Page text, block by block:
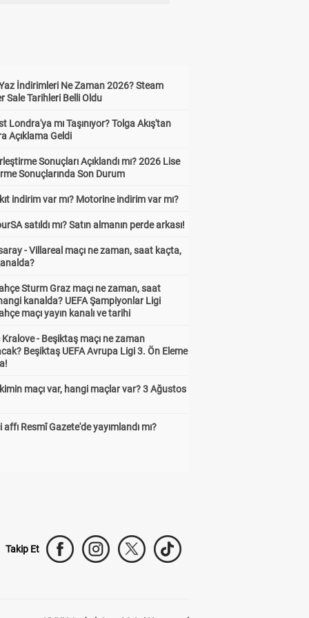
İndirimleri Ne Zaman 2026? Steam
Sale Tarihleri Belli Oldu
Londra'ya mı Taşınıyor? Tolga Akış'tan
Açıklama Geldi
Sonuçları Açıklandı mı? 2026 Lise
Sonuçlarında Son Durum
indirim var mı? Motorine indirim var mı?
satıldı mı? Satın almanın perde arkası!
- Villareal maçı ne zaman, saat kaçta,
Sturm Graz maçı ne zaman, saat
kanalda? UEFA Şampiyonlar Ligi
maçı yayın kanalı ve tarihi
- Beşiktaş maçı ne zaman
Beşiktaş UEFA Avrupa Ligi 3. Ön Eleme
maçı var, hangi maçlar var? 3 Ağustos
affı Resmî Gazete'de yayımlandı mı?
Takip Et